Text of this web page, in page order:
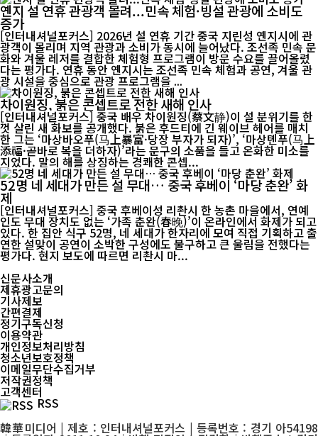
옌지 설 연휴 관광객 몰려...민속 체험·빙설 관광에 소비도
증가
[인터내셔널포커스] 2026년 설 연휴 기간 중국 지린성 옌지시에 관
광객이 몰리며 지역 관광과 소비가 동시에 늘어났다. 조선족 민속 문
화와 겨울 레저를 결합한 체험형 프로그램이 방문 수요를 끌어올렸
다는 평가다. 연휴 동안 옌지시는 조선족 민속 체험과 공연, 겨울 관
광 시설을 중심으로 관광 프로그램을 ...
차이원징, 붉은 콘셉트로 전한 새해 인사
[인터내셔널포커스] 중국 배우 차이원징(蔡文静)이 설 분위기를 한
껏 살린 새 화보를 공개했다. 붉은 후드티에 긴 웨이브 헤어를 매치
한 그는 ‘마상바오푸(马上暴富·당장 부자가 되자)’, ‘마상톈푸(马上
添福·곧바로 복을 더하자)’라는 문구의 소품을 들고 온화한 미소를
지었다. 말의 해를 상징하는 경쾌한 콘셉...
52명 네 세대가 만든 설 무대… 중국 후베이 ‘마당 춘완’ 화
제
[인터내셔널포커스] 중국 후베이성 리촨시 한 농촌 마을에서, 연예
인도 무대 장치도 없는 ‘가족 춘완(春晚)’이 온라인에서 화제가 되고
있다. 한 집안 식구 52명, 네 세대가 한자리에 모여 직접 기획하고 출
연한 설맞이 공연이 소박한 구성에도 불구하고 큰 울림을 전했다는
평가다. 현지 보도에 따르면 리촨시 마...
신문사소개
제휴광고문의
기사제보
간편결제
정기구독신청
이용약관
개인정보처리방침
청소년보호정책
이메일무단수집거부
저작권정책
고객센터
RSS
韓華미디어 | 제호 : 인터내셔널포커스 | 등록번호 : 경기 아54198